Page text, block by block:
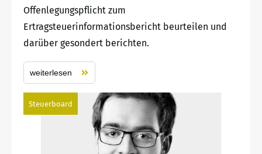
Offenlegungspflicht zum
Ertragsteuerinformationsbericht beurteilen und
darüber gesondert berichten.
weiterlesen
Steuerboard